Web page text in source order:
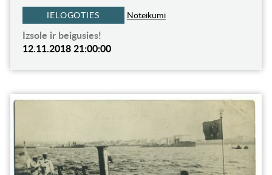
IELOGOTIES Noteikumi
Izsole ir beigusies!
12.11.2018 21:00:00